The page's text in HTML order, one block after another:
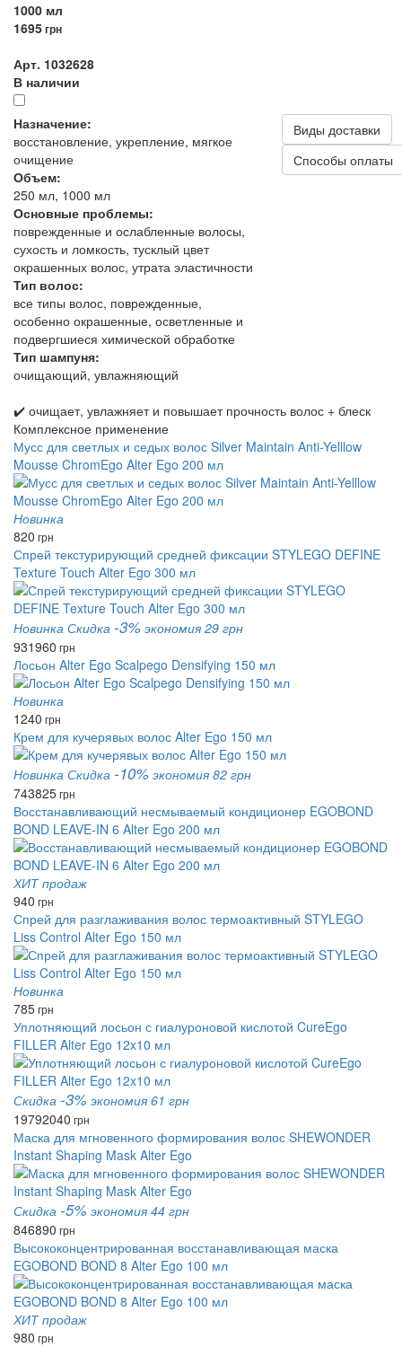
1000 мл
1695грн
Арт. 1032628
В наличии
Назначение:
восстановление, укрепление, мягкое
очищение
Объем:
250 мл, 1000 мл
Основные проблемы:
поврежденные и ослабленные волосы,
сухость и ломкость, тусклый цвет
окрашенных волос, утрата эластичности
Тип волос:
все типы волос, поврежденные,
особенно окрашенные, осветленные и
подвергшиеся химической обработке
Тип шампуня:
очищающий, увлажняющий
Виды доставки
Способы оплаты
✔️ очищает, увлажняет и повышает прочность волос + блеск
Комплексное применение
Мусс для светлых и седых волос Silver Maintain Anti-Yelllow
Mousse ChromEgo Alter Ego 200 мл
Новинка
820 грн
Спрей текстурирующий средней фиксации STYLEGO DEFINE
Texture Touch Alter Ego 300 мл
Новинка Скидка -3% экономия 29 грн
931960 грн
Лосьон Alter Ego Scalpego Densifying 150 мл
Новинка
1240 грн
Крем для кучерявых волос Alter Ego 150 мл
Новинка Скидка -10% экономия 82 грн
743825грн
Восстанавливающий несмываемый кондиционер EGOBOND
BOND LEAVE-IN 6 Alter Ego 200 мл
ХИТ продаж
940 грн
Спрей для разглаживания волос термоактивный STYLEGO
Liss Control Alter Ego 150 мл
Новинка
785грн
Уплотняющий лосьон с гиалуроновой кислотой CureEgo
FILLER Alter Ego 12x10 мл
Скидка -3% экономия 61 грн
19792040 грн
Маска для мгновенного формирования волос SHEWONDER
Instant Shaping Mask Alter Ego
Скидка -5% экономия 44 грн
846890 грн
Высококонцентрированная восстанавливающая маска
EGOBOND BOND 8 Alter Ego 100 мл
ХИТ продаж
980 грн